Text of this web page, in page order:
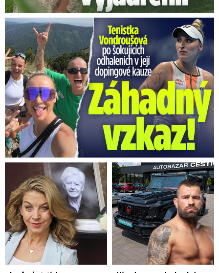
Vondroušová po šokujících odhaleních v kauze: Záhadný vzkaz!